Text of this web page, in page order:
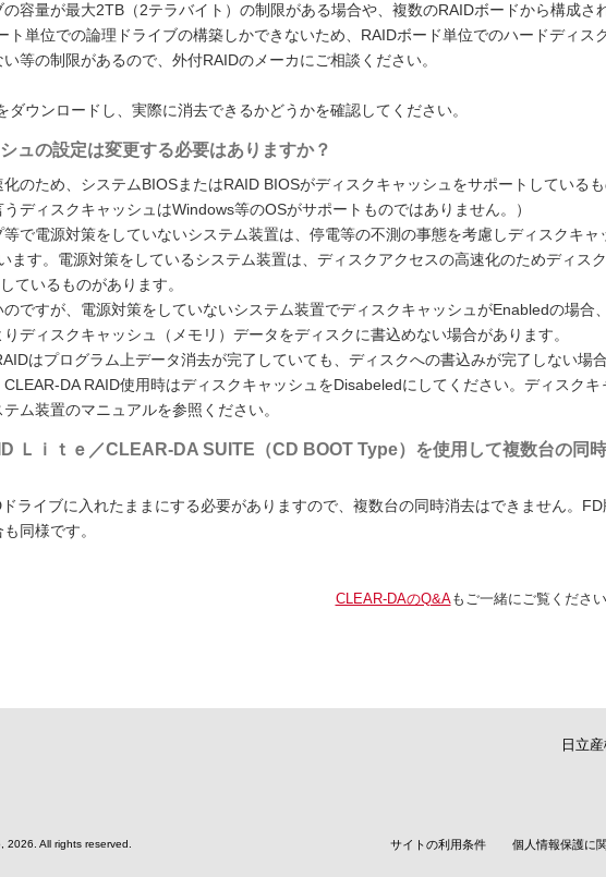
容量が最大2TB（2テラバイト）の制限がある場合や、複数のRAIDボードから構成さ
ト単位での論理ドライブの構築しかできないため、RAIDボード単位でのハードディス
等の制限があるので、外付RAIDのメーカにご相談ください。
ダウンロードし、実際に消去できるかどうかを確認してください。
ュの設定は変更する必要はありますか？
のため、システムBIOSまたはRAID BIOSがディスクキャッシュをサポートしている
ディスクキャッシュはWindows等のOSがサポートものではありません。）
で電源対策をしていないシステム装置は、停電等の不測の事態を考慮しディスクキャ
ます。電源対策をしているシステム装置は、ディスクアクセスの高速化のためディスク
ているものがあります。
ですが、電源対策をしていないシステム装置でディスクキャッシュがEnabledの場合、
ディスクキャッシュ（メモリ）データをディスクに書込めない場合があります。
はプログラム上データ消去が完了していても、ディスクへの書込みが完了しない場合
DA RAID使用時はディスクキャッシュをDisabeledにしてください。ディスクキ
ム装置のマニュアルを参照ください。
Ｌｉｔｅ／CLEAR-DA SUITE（CD BOOT Type）を使用して複数台の同時
ライブに入れたままにする必要がありますので、複数台の同時消去はできません。FD
同様です。
CLEAR-DAのQ&Aもご一緒にご覧ください
日立
サイトの利用条件 個人情報保護に
2026. All rights reserved.